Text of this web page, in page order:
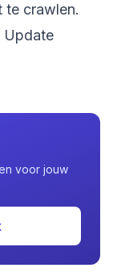
te crawlen.
Update
voor jouw